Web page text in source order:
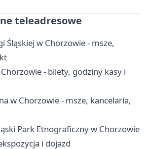
teleadresowe
Śląskiej w Chorzowie - msze,
- bilety, godziny kasy i
w Chorzowie - msze, kancelaria,
Park Etnograficzny w Chorzowie
i dojazd